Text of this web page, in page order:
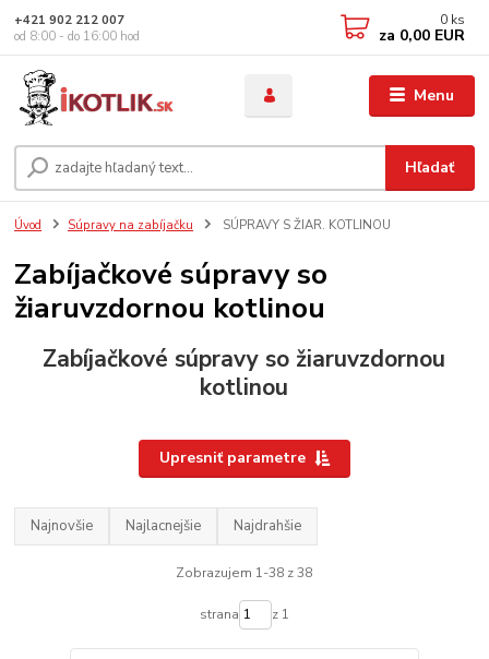
Menu
Hľadať
+421 902 212 007
od 8:00 - do 16:00 hod
0 ks
za 0,00 EUR
Úvod Súpravy na zabíjačku SÚPRAVY S ŽIAR. KOTLINOU
Zabíjačkové súpravy so
žiaruvzdornou kotlinou
Zabíjačkové súpravy so žiaruvzdornou
kotlinou
Upresniť parametre
Najnovšie Najlacnejšie Najdrahšie
Zobrazujem 1-38 z 38
strana z 1